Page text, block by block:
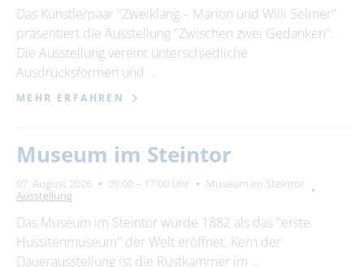
Das Künstlerpaar "Zweiklang – Marion und Willi Selmer"
präsentiert die Ausstellung "Zwischen zwei Gedanken".
Die Ausstellung vereint unterschiedliche
Ausdrucksformen und …
MEHR ERFAHREN
Museum im Steintor
07. August 2026 09:00 – 17:00 Uhr
Museum im Steintor
Ausstellung
Das Museum im Steintor wurde 1882 als das "erste
Hussitenmuseum" der Welt eröffnet. Kern der
Dauerausstellung ist die Rüstkammer im …